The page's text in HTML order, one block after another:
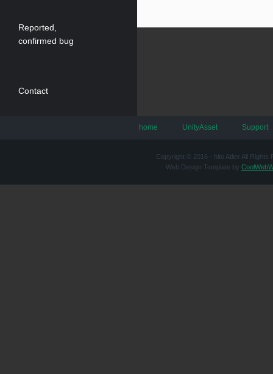
Reported,
confirmed bug
Contact
home UnityAsset Support
Copyright © 2016 - hito Atlier All Rights
Web Design Template by